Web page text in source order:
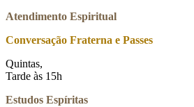
Atendimento Espiritual
Conversação Fraterna e Passes
Quintas,
Tarde às 15h
Estudos Espíritas